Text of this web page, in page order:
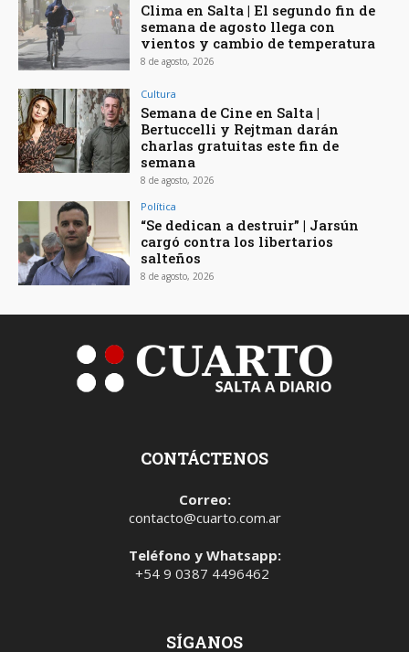
Clima en Salta | El segundo fin de
semana de agosto llega con
vientos y cambio de temperatura
8 de agosto, 2026
Cultura
Semana de Cine en Salta |
Bertuccelli y Rejtman darán
charlas gratuitas este fin de
semana
8 de agosto, 2026
Política
“Se dedican a destruir” | Jarsún
cargó contra los libertarios
salteños
8 de agosto, 2026
CONTÁCTENOS
Correo:
contacto@cuarto.com.ar
Teléfono y Whatsapp:
+54 9 0387 4496462
SÍGANOS